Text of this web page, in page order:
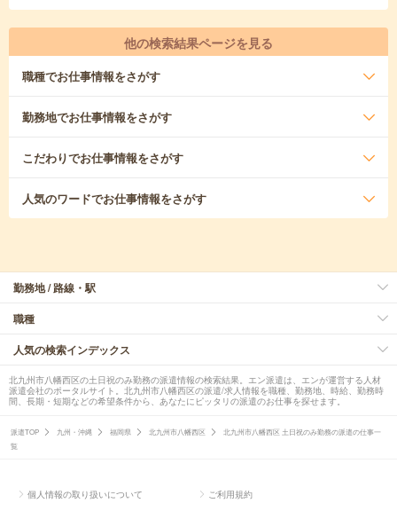
他の検索結果ページを見る
職種でお仕事情報をさがす
勤務地でお仕事情報をさがす
こだわりでお仕事情報をさがす
人気のワードでお仕事情報をさがす
勤務地 / 路線・駅
職種
人気の検索インデックス
北九州市八幡西区の土日祝のみ勤務の派遣情報の検索結果。エン派遣は、エンが運営する人材
派遣会社のポータルサイト。北九州市八幡西区の派遣/求人情報を職種、勤務地、時給、勤務時
間、長期・短期などの希望条件から、あなたにピッタリの派遣のお仕事を探せます。
派遣TOP 九州・沖縄 福岡県 北九州市八幡西区
北九州市八幡西区 土日祝のみ勤務の派遣の仕事一
覧
個人情報の取り扱いについて ご利用規約